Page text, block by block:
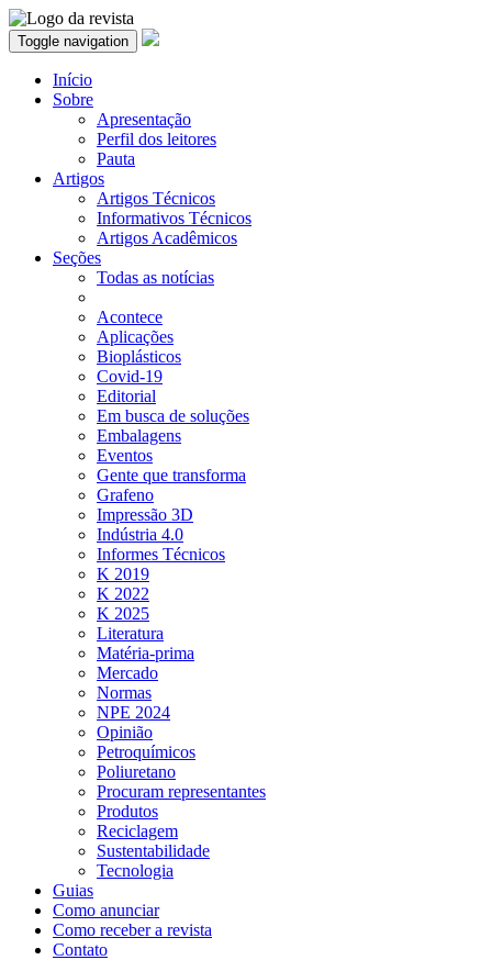
Toggle navigation
Início
Sobre
Apresentação
Perfil dos leitores
Pauta
Artigos
Artigos Técnicos
Informativos Técnicos
Artigos Acadêmicos
Seções
Todas as notícias
Acontece
Aplicações
Bioplásticos
Covid-19
Editorial
Em busca de soluções
Embalagens
Eventos
Gente que transforma
Grafeno
Impressão 3D
Indústria 4.0
Informes Técnicos
K 2019
K 2022
K 2025
Literatura
Matéria-prima
Mercado
Normas
NPE 2024
Opinião
Petroquímicos
Poliuretano
Procuram representantes
Produtos
Reciclagem
Sustentabilidade
Tecnologia
Guias
Como anunciar
Como receber a revista
Contato